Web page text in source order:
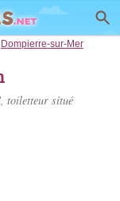
Dompierre-sur-Mer
toiletteur situé